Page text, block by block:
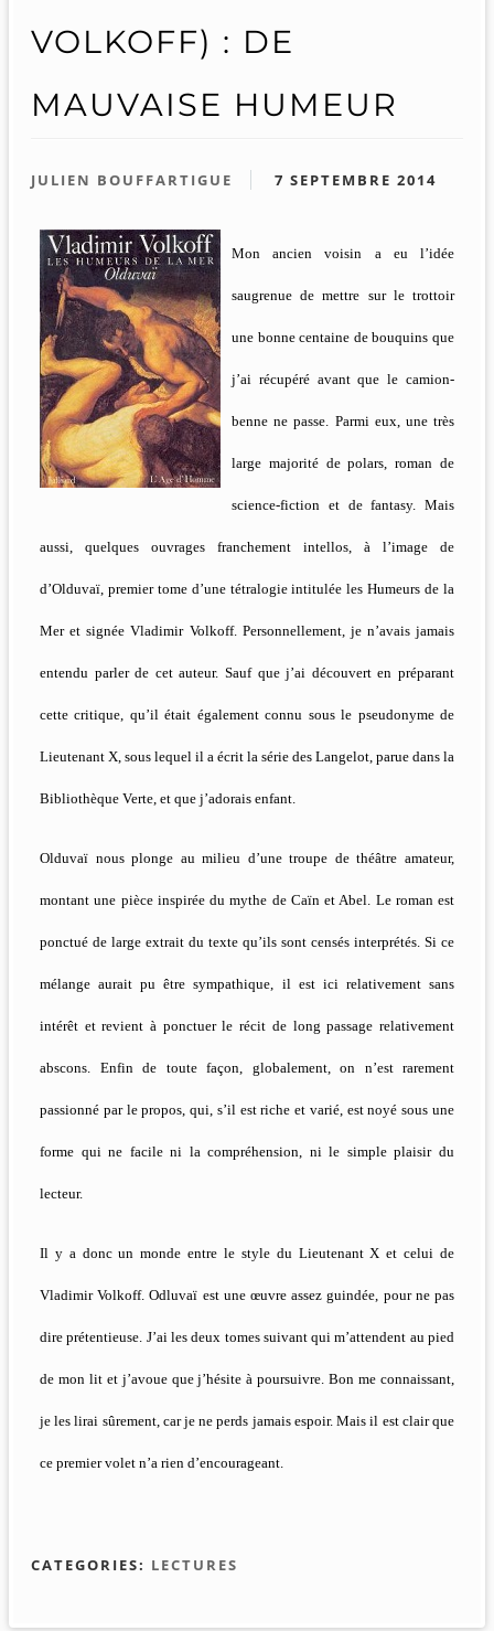
VOLKOFF) : DE
MAUVAISE HUMEUR
JULIEN BOUFFARTIGUE 7 SEPTEMBRE 2014
Mon ancien voisin a eu l’idée
saugrenue de mettre sur le trottoir
une bonne centaine de bouquins que
j’ai récupéré avant que le camion-
benne ne passe. Parmi eux, une très
large majorité de polars, roman de
science-fiction et de fantasy. Mais
aussi, quelques ouvrages franchement intellos, à l’image de
d’Olduvaï, premier tome d’une tétralogie intitulée les Humeurs de la
Mer et signée Vladimir Volkoff. Personnellement, je n’avais jamais
entendu parler de cet auteur. Sauf que j’ai découvert en préparant
cette critique, qu’il était également connu sous le pseudonyme de
Lieutenant X, sous lequel il a écrit la série des Langelot, parue dans la
Bibliothèque Verte, et que j’adorais enfant.
Olduvaï nous plonge au milieu d’une troupe de théâtre amateur,
montant une pièce inspirée du mythe de Caïn et Abel. Le roman est
ponctué de large extrait du texte qu’ils sont censés interprétés. Si ce
mélange aurait pu être sympathique, il est ici relativement sans
intérêt et revient à ponctuer le récit de long passage relativement
abscons. Enfin de toute façon, globalement, on n’est rarement
passionné par le propos, qui, s’il est riche et varié, est noyé sous une
forme qui ne facile ni la compréhension, ni le simple plaisir du
lecteur.
Il y a donc un monde entre le style du Lieutenant X et celui de
Vladimir Volkoff. Odluvaï est une œuvre assez guindée, pour ne pas
dire prétentieuse. J’ai les deux tomes suivant qui m’attendent au pied
de mon lit et j’avoue que j’hésite à poursuivre. Bon me connaissant,
je les lirai sûrement, car je ne perds jamais espoir. Mais il est clair que
ce premier volet n’a rien d’encourageant.
CATEGORIES: LECTURES